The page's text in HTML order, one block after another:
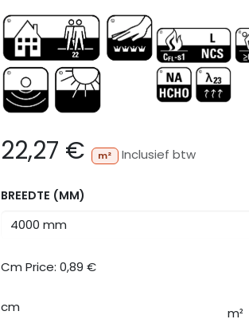
22,27 € m² Inclusief btw
BREEDTE (MM)
Cm Price: 0,89 €
cm m²